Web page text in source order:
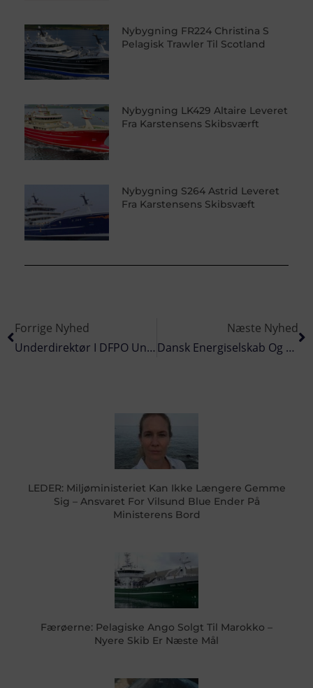
Nybygning FR224 Christina S
Pelagisk Trawler Til Scotland
Nybygning LK429 Altaire Leveret
Fra Karstensens Skibsværft
Nybygning S264 Astrid Leveret
Fra Karstensens Skibsvæft
Forrige Nyhed
Underdirektør I DFPO Understreger I Et Debatindlæg, At Der Både Er Plads Til Havmøller Og Fiskeri
Næste Nyhed
Dansk Energiselskab Og Pensionskasse Byder Ind På Energi-Øen I Nordsøen
LEDER: Miljøministeriet Kan Ikke Længere Gemme
Sig – Ansvaret For Vilsund Blue Ender På
Ministerens Bord
Færøerne: Pelagiske Ango Solgt Til Marokko –
Nyere Skib Er Næste Mål